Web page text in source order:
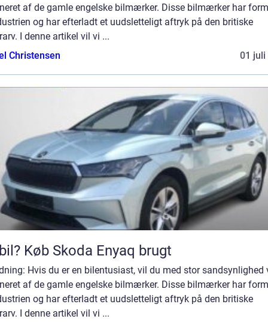
af de gamle engelske bilmærker. Disse bilmærker har
og har efterladt et uudsletteligt aftryk på den britiske
I denne artikel vil vi ...
Christensen
01 juli
Køb Skoda Enyaq brugt
Hvis du er en bilentusiast, vil du med stor
af de gamle engelske bilmærker. Disse bilmærker har
og har efterladt et uudsletteligt aftryk på den britiske
I denne artikel vil vi ...